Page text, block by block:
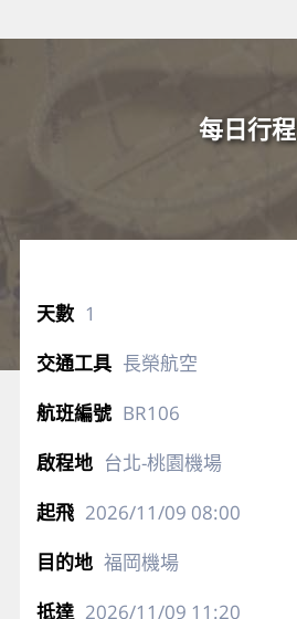
每日行程
1
長榮航空
BR106
台北-桃園機場
2026/11/09 08:00
福岡機場
2026/11/09 11:20